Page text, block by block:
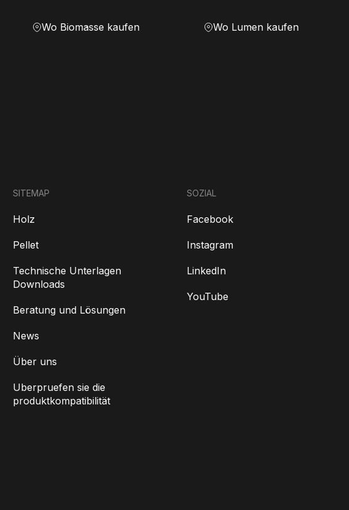
Wo Biomasse kaufen Wo Lumen kaufen
SITEMAP
Holz
Pellet
Technische Unterlagen
Downloads
Beratung und Lösungen
News
Über uns
Uberpruefen sie die
produktkompatibilität
SOZIAL
Facebook
Instagram
LinkedIn
YouTube